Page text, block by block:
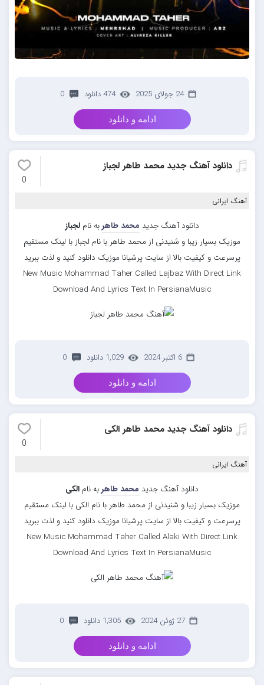
24 جولای 2025 474 دانلود 0
ادامه و دانلود
دانلود آهنگ جدید محمد طاهر لجباز
0
آهنگ ایرانی
دانلود آهنگ جدید محمد طاهربه ناملجباز
موزیک بسیار زیبا و شنیدنی از محمد طاهر با نام لجباز با لینک مستقیم
پرسرعت و کیفیت بالا از سایت پرشیانا موزیک دانلود کنید و لذت ببرید
New Music Mohammad Taher Called Lajbaz With Direct Link
Download And Lyrics Text In PersianaMusic
6 اکتبر 2024 1,029 دانلود 0
ادامه و دانلود
دانلود آهنگ جدید محمد طاهر الکی
0
آهنگ ایرانی
دانلود آهنگ جدید محمد طاهربه نام الکی
موزیک بسیار زیبا و شنیدنی از محمد طاهر با نام الکی با لینک مستقیم
پرسرعت و کیفیت بالا از سایت پرشیانا موزیک دانلود کنید و لذت ببرید
New Music Mohammad Taher Called Alaki With Direct Link
Download And Lyrics Text In PersianaMusic
27 ژوئن 2024 1,305 دانلود 0
ادامه و دانلود